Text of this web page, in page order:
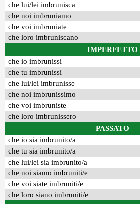
che lui/lei imbrunisca
che noi imbruniamo
che voi imbruniate
che loro imbruniscano
IMPERFETTO
che io imbrunissi
che tu imbrunissi
che lui/lei imbrunisse
che noi imbrunissimo
che voi imbruniste
che loro imbrunissero
PASSATO
che io sia imbrunito/a
che tu sia imbrunito/a
che lui/lei sia imbrunito/a
che noi siamo imbruniti/e
che voi siate imbruniti/e
che loro siano imbruniti/e